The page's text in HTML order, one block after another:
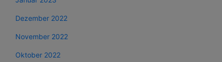
Dezember 2022
November 2022
Oktober 2022